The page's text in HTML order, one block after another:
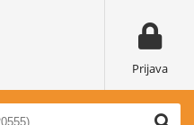
Prijava